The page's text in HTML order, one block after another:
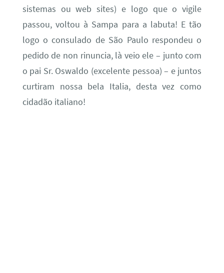
sistemas ou web sites) e logo que o vigile
passou, voltou à Sampa para a labuta! E tão
logo o consulado de São Paulo respondeu o
pedido de non rinuncia, là veio ele – junto com
o pai Sr. Oswaldo (excelente pessoa) – e juntos
curtiram nossa bela Italia, desta vez como
cidadão italiano!